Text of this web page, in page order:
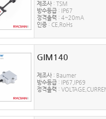
제조사 : TSM
방수등급 : IP67
정격출력 : 4~20mA
인증 : CE,RoHs
GIM140
제조사 : Baumer
방수등급 : IP67,IP69
정격출력 :